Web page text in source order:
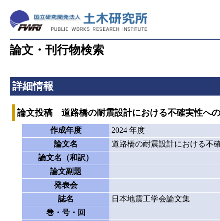
論文・刊行物検索
詳細情報
論文投稿 道路橋の耐震設計における不確実性へ
作成年度
2024 年度
論文名
道路橋の耐震設計における不
論文名（和訳）
論文副題
発表会
誌名
日本地震工学会論文集
巻・号・回